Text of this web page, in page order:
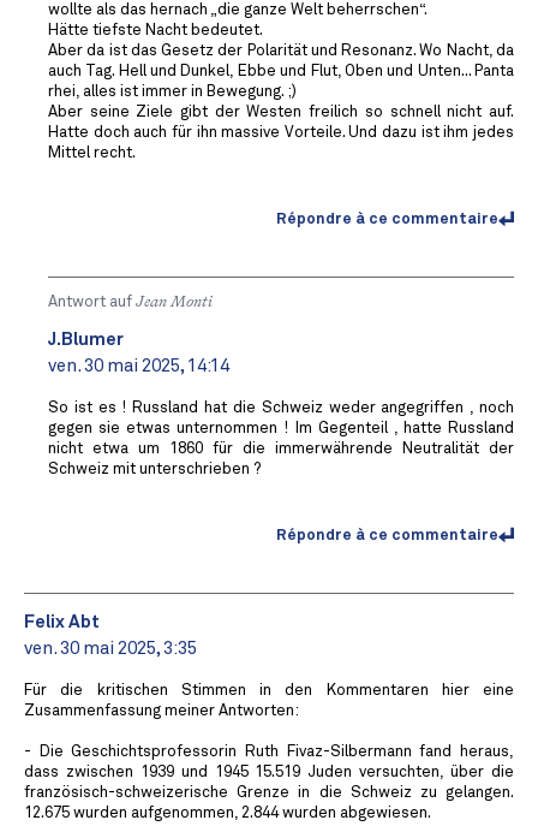
wollte als das hernach „die ganze Welt beherrschen“.
Hätte tiefste Nacht bedeutet.
Aber da ist das Gesetz der Polarität und Resonanz. Wo Nacht, da
auch Tag. Hell und Dunkel, Ebbe und Flut, Oben und Unten... Panta
rhei, alles ist immer in Bewegung. ;)
Aber seine Ziele gibt der Westen freilich so schnell nicht auf.
Hatte doch auch für ihn massive Vorteile. Und dazu ist ihm jedes
Mittel recht.
Répondre à ce commentaire
Antwort auf Jean Monti
J.Blumer
ven. 30 mai 2025, 14:14
So ist es ! Russland hat die Schweiz weder angegriffen , noch
gegen sie etwas unternommen ! Im Gegenteil , hatte Russland
nicht etwa um 1860 für die immerwährende Neutralität der
Schweiz mit unterschrieben ?
Répondre à ce commentaire
Felix Abt
ven. 30 mai 2025, 3:35
Für die kritischen Stimmen in den Kommentaren hier eine
Zusammenfassung meiner Antworten:
- Die Geschichtsprofessorin Ruth Fivaz-Silbermann fand heraus,
dass zwischen 1939 und 1945 15.519 Juden versuchten, über die
französisch-schweizerische Grenze in die Schweiz zu gelangen.
12.675 wurden aufgenommen, 2.844 wurden abgewiesen.